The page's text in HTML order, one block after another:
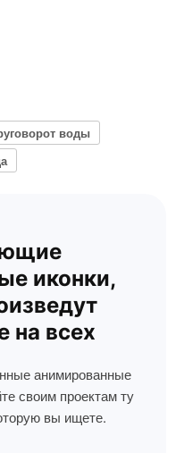
воды
иконки,
на всех
анимированные
своим проектам ту
вы ищете.